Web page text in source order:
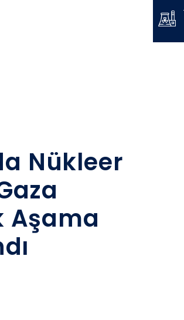
Nükleer
Aşama